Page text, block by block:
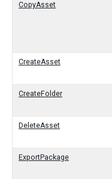
CopyAsset
CreateAsset
CreateFolder
DeleteAsset
ExportPackage